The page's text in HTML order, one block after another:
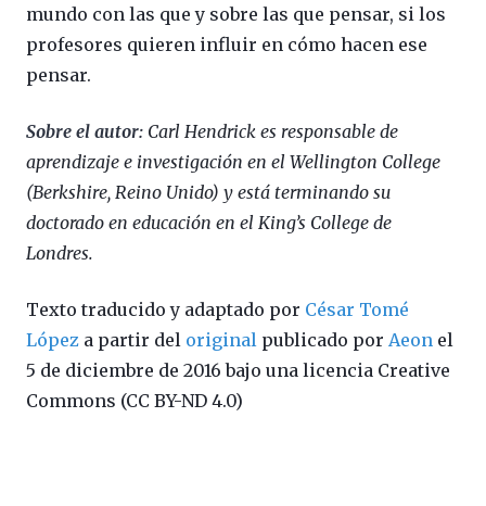
mundo con las que y sobre las que pensar, si los
profesores quieren influir en cómo hacen ese
pensar.
Sobre el autor: Carl Hendrick es responsable de
aprendizaje e investigación en el Wellington College
(Berkshire, Reino Unido) y está terminando su
doctorado en educación en el King’s College de
Londres.
Texto traducido y adaptado por César Tomé
López a partir del original publicado por Aeon el
5 de diciembre de 2016 bajo una licencia Creative
Commons (CC BY-ND 4.0)